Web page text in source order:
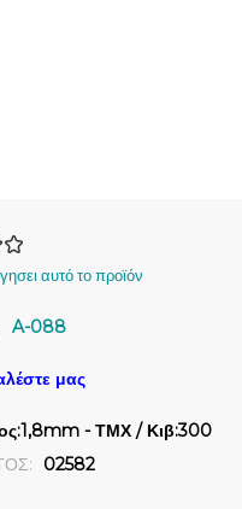
αυτό το προϊόν
A-088
μας
- ΤΜΧ / Κιβ:300
02582